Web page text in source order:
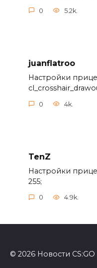
0 5.2k.
juanflatroo
Настройки
0 4k.
TenZ
Настройки
255;
0 4.9k.
© 2026 Новости CS:GO